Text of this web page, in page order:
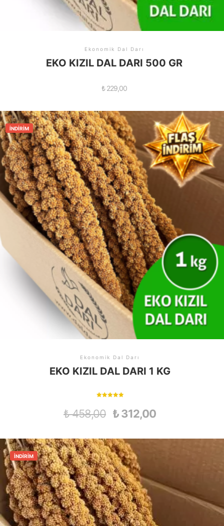
Ekonomik Dal Darı
EKO KIZIL DAL DARI 500 GR
₺229,00
İNDIRIM
Ekonomik Dal Darı
EKO KIZIL DAL DARI 1 KG
oy aldı
₺458,00 ₺312,00
İNDIRIM